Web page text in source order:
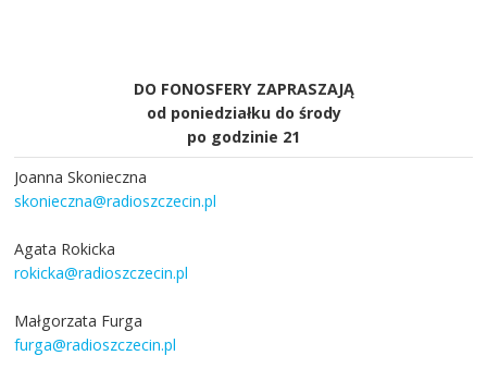
DO FONOSFERY ZAPRASZAJĄ
od poniedziałku do środy
po godzinie 21
Joanna Skonieczna
skonieczna@radioszczecin.pl
Agata Rokicka
rokicka@radioszczecin.pl
Małgorzata Furga
furga@radioszczecin.pl